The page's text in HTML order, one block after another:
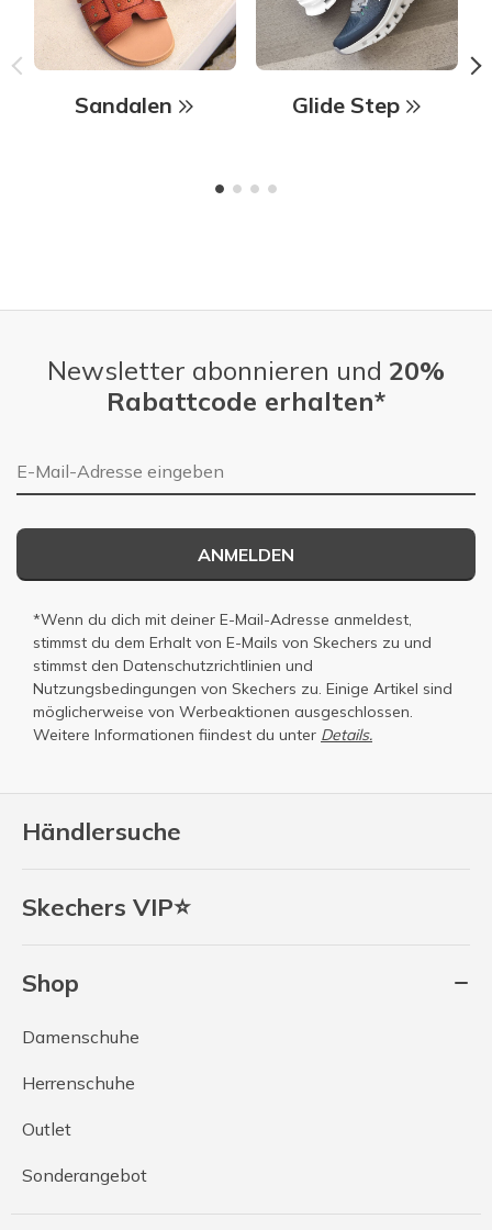
Sandalen Glide Step
Händlersuche
Skechers VIP⭐
Shop
Damenschuhe
Herrenschuhe
Outlet
Sonderangebot
Newsletter abonnieren und 20%
Rabattcode erhalten*
E-Mail-Adresse
ANMELDEN
*Wenn du dich mit deiner E-Mail-Adresse anmeldest,
stimmst du dem Erhalt von E-Mails von Skechers zu und
stimmst den Datenschutzrichtlinien und
Nutzungsbedingungen von Skechers zu. Einige Artikel sind
möglicherweise von Werbeaktionen ausgeschlossen.
Weitere Informationen fiindest du unter Details.